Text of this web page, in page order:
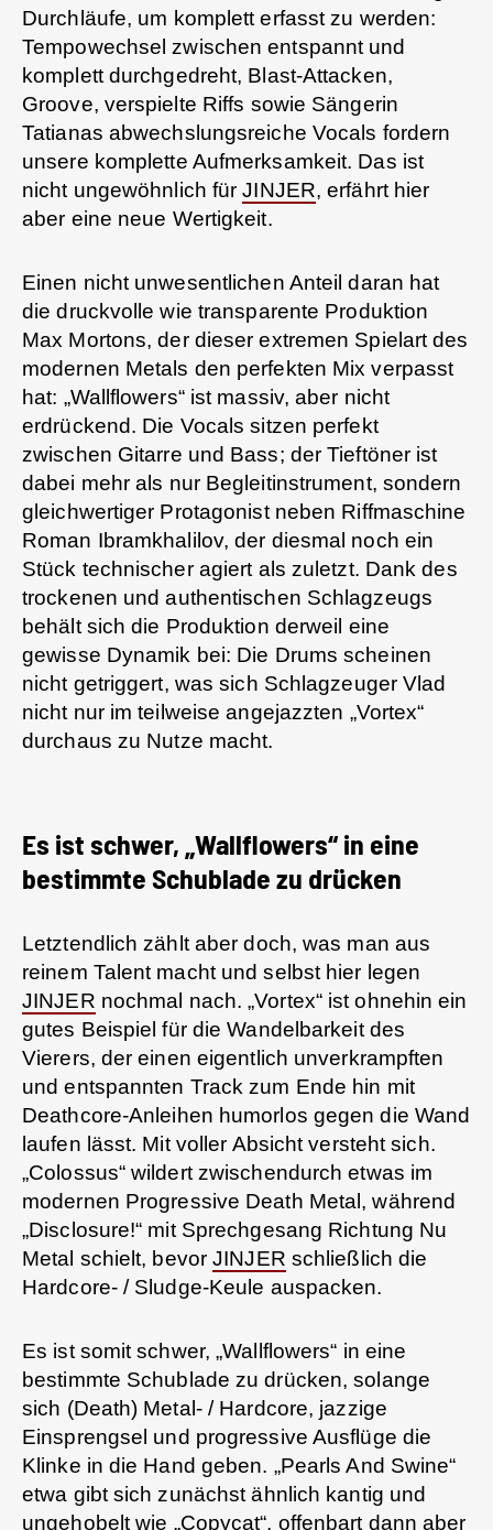
Durchläufe, um komplett erfasst zu werden:
Tempowechsel zwischen entspannt und
komplett durchgedreht, Blast-Attacken,
Groove, verspielte Riffs sowie Sängerin
Tatianas abwechslungsreiche Vocals fordern
unsere komplette Aufmerksamkeit. Das ist
nicht ungewöhnlich fürJINJER, erfährt hier
aber eine neue Wertigkeit.
Einen nicht unwesentlichen Anteil daran hat
die druckvolle wie transparente Produktion
Max Mortons, der dieser extremen Spielart des
modernen Metals den perfekten Mix verpasst
hat: „Wallflowers“ ist massiv, aber nicht
erdrückend. Die Vocals sitzen perfekt
zwischen Gitarre und Bass; der Tieftöner ist
dabei mehr als nur Begleitinstrument, sondern
gleichwertiger Protagonist neben Riffmaschine
Roman Ibramkhalilov, der diesmal noch ein
Stück technischer agiert als zuletzt. Dank des
trockenen und authentischen Schlagzeugs
behält sich die Produktion derweil eine
gewisse Dynamik bei: Die Drums scheinen
nicht getriggert, was sich Schlagzeuger Vlad
nicht nur im teilweise angejazzten „Vortex“
durchaus zu Nutze macht.
Es ist schwer, „Wallflowers“ in eine
bestimmte Schublade zu drücken
Letztendlich zählt aber doch, was man aus
reinem Talent macht und selbst hier legen
JINJER nochmal nach. „Vortex“ ist ohnehin ein
gutes Beispiel für die Wandelbarkeit des
Vierers, der einen eigentlich unverkrampften
und entspannten Track zum Ende hin mit
Deathcore-Anleihen humorlos gegen die Wand
laufen lässt. Mit voller Absicht versteht sich.
„Colossus“ wildert zwischendurch etwas im
modernen Progressive Death Metal, während
„Disclosure!“ mit Sprechgesang Richtung Nu
Metal schielt, bevorJINJER schließlich die
Hardcore- / Sludge-Keule auspacken.
Es ist somit schwer, „Wallflowers“ in eine
bestimmte Schublade zu drücken, solange
sich (Death) Metal- / Hardcore, jazzige
Einsprengsel und progressive Ausflüge die
Klinke in die Hand geben. „Pearls And Swine“
etwa gibt sich zunächst ähnlich kantig und
ungehobelt wie „Copycat“, offenbart dann aber